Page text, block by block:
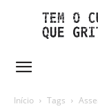
Início Tags